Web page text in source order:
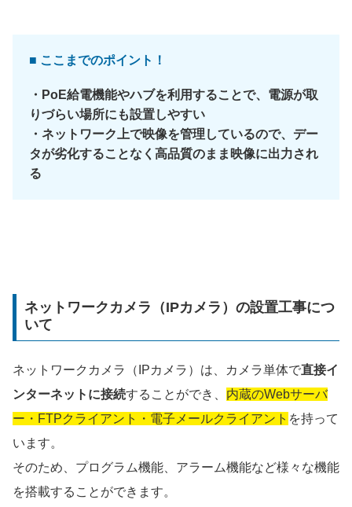
■ ここまでのポイント！
・PoE給電機能やハブを利用することで、電源が取
りづらい場所にも設置しやすい
・ネットワーク上で映像を管理しているので、デー
タが劣化することなく高品質のまま映像に出力され
る
ネットワークカメラ（IPカメラ）の設置工事につ
いて
ネットワークカメラ（IPカメラ）は、カメラ単体で直接イ
ンターネットに接続することができ、 内蔵のWebサーバ
ー・FTPクライアント・電子メールクライアント を持って
います。
そのため、プログラム機能、アラーム機能など様々な機能
を搭載することができます。